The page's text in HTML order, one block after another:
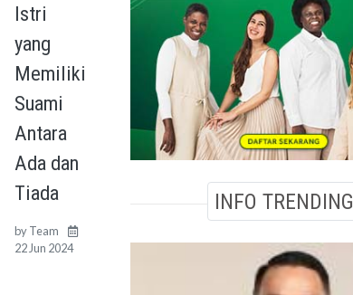
Istri
yang
Memiliki
Suami
Antara
Ada dan
Tiada
byTeam
22 Jun 2024
INFO TRENDING